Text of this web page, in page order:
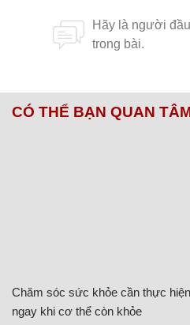
CÓ THỂ BẠN QUAN
Chăm sóc sức khỏe cần thực hiện
ngay khi cơ thể còn khỏe